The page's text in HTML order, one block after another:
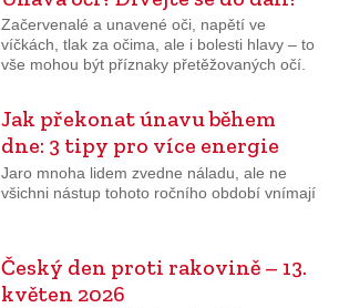
Začervenalé a unavené oči, napětí ve
víčkách, tlak za očima, ale i bolesti hlavy – to
vše mohou být příznaky přetěžovaných očí.
Jak překonat únavu během
dne: 3 tipy pro více energie
Jaro mnoha lidem zvedne náladu, ale ne
všichni nástup tohoto ročního období vnímají
Český den proti rakovině – 13.
květen 2026